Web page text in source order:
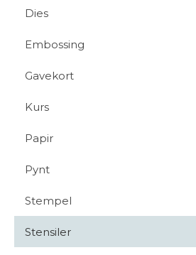
Dies
Embossing
Gavekort
Kurs
Papir
Pynt
Stempel
Stensiler